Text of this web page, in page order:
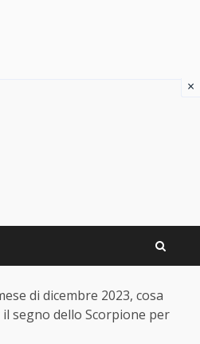
di dicembre 2023, cosa
segno dello Scorpione per
×